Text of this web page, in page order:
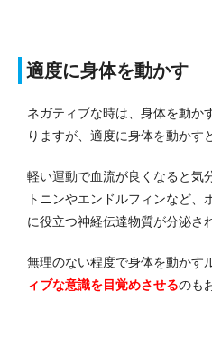
適度に身体を動かす
ネガティブな時は、身体を動か
りますが、適度に身体を動かす
軽い運動で血流が良くなると気
トニンやエンドルフィンなど
に役立つ神経伝達物質が分泌さ
無理のない程度で身体を動かす
ィブな意識を目覚めさせるのも